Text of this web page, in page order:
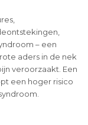
– een
aders in de nek
veroorzaakt. Een
een hoger risico